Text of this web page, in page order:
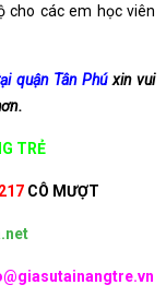
cho các em học viên
quận Tân Phúxin vui
TRẺ
CÔ MƯỢT